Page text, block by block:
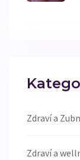
Zdraví a
Zdraví a